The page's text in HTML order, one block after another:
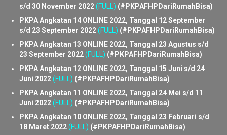
PKPA Angkatan 16 ONLINE 2022, Tanggal 8 Desember
s/d 16 Desember 2022 (FULL)(#PKPAFHPDariRumahBisa)
PKPA Angkatan 15 ONLINE 2022, Tanggal 1 November
s/d 30 November 2022 (FULL)(#PKPAFHPDariRumahBisa)
PKPA Angkatan 14 ONLINE 2022, Tanggal 12 September
s/d 23 September 2022(FULL)(#PKPAFHPDariRumahBisa)
PKPA Angkatan 13 ONLINE 2022, Tanggal 23 Agustus s/d
23 September 2022(FULL)(#PKPAFHPDariRumahBisa)
PKPA Angkatan 12 ONLINE 2022, Tanggal 15 Juni s/d 24
Juni 2022(FULL)(#PKPAFHPDariRumahBisa)
PKPA Angkatan 11 ONLINE 2022, Tanggal 24 Mei s/d 11